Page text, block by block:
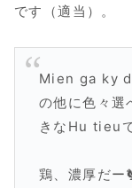
です（適当）。
Mien ga ky
の他に色々選
きなHu tieu
鶏、濃厚だー